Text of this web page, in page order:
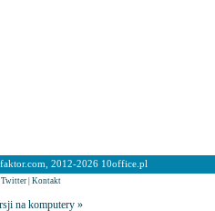
2012-2026 10office.pl
Twitter| Kontakt
na komputery »